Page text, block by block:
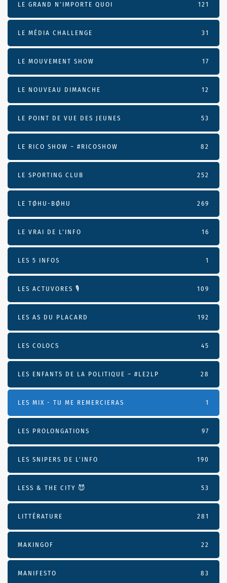
LE GRAND N’IMPORTE QUOI 121
LE MÉDIA CHALLENGE 31
LE MOUVEMENT SHOW 17
LE NOUVEAU DIMANCHE 12
LE POINT DE VUE DES JEUNES 53
LE RICO SHOW – #RICOSHOW 82
LE SPORTING CLUB 252
LE TØHU-BØHU 269
LE VRAI DE L’INFO 16
LES 5 INFOS 1
LES ACTUVORES 🎙 109
LES AS DU PLACARD 192
LES COLOCS 45
LES ENFANTS DE LA POLITIQUE – #LE2LP 28
LES MIX - TU ME REMERCIERAS 1
LES PROLONGATIONS 97
LES SNIPERS DE L’INFO 190
LESS & THE CITY 😈 53
LITTÉRATURE 281
MAKINGOF 22
MANIFESTO 83